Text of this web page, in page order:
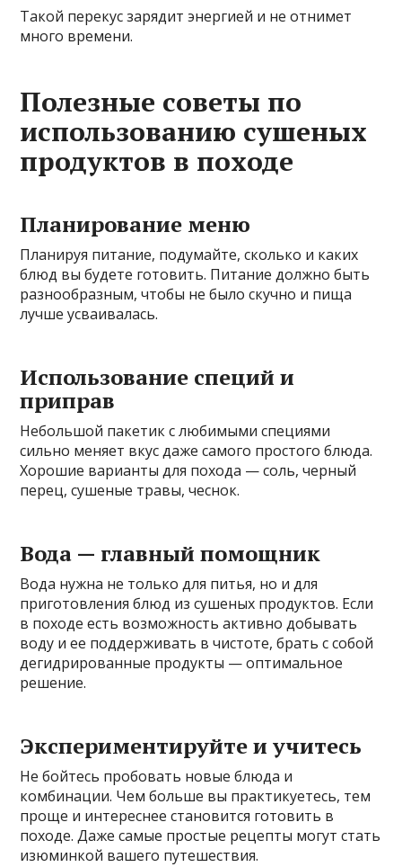
Такой перекус зарядит энергией и не отнимет
много времени.
Полезные советы по
использованию сушеных
продуктов в походе
Планирование меню
Планируя питание, подумайте, сколько и каких
блюд вы будете готовить. Питание должно быть
разнообразным, чтобы не было скучно и пища
лучше усваивалась.
Использование специй и
приправ
Небольшой пакетик с любимыми специями
сильно меняет вкус даже самого простого блюда.
Хорошие варианты для похода — соль, черный
перец, сушеные травы, чеснок.
Вода — главный помощник
Вода нужна не только для питья, но и для
приготовления блюд из сушеных продуктов. Если
в походе есть возможность активно добывать
воду и ее поддерживать в чистоте, брать с собой
дегидрированные продукты — оптимальное
решение.
Экспериментируйте и учитесь
Не бойтесь пробовать новые блюда и
комбинации. Чем больше вы практикуетесь, тем
проще и интереснее становится готовить в
походе. Даже самые простые рецепты могут стать
изюминкой вашего путешествия.